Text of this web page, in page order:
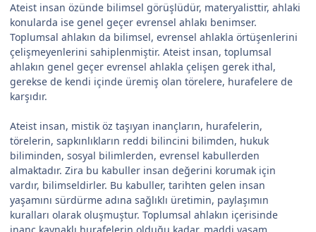
Ateist insan özünde bilimsel görüşlüdür, materyalisttir, ahlaki
konularda ise genel geçer evrensel ahlakı benimser.
Toplumsal ahlakın da bilimsel, evrensel ahlakla örtüşenlerini
çelişmeyenlerini sahiplenmiştir. Ateist insan, toplumsal
ahlakın genel geçer evrensel ahlakla çelişen gerek ithal,
gerekse de kendi içinde üremiş olan törelere, hurafelere de
karşıdır.
Ateist insan, mistik öz taşıyan inançların, hurafelerin,
törelerin, sapkınlıkların reddi bilincini bilimden, hukuk
biliminden, sosyal bilimlerden, evrensel kabullerden
almaktadır. Zira bu kabuller insan değerini korumak için
vardır, bilimseldirler. Bu kabuller, tarihten gelen insan
yaşamını sürdürme adına sağlıklı üretimin, paylaşımın
kuralları olarak oluşmuştur. Toplumsal ahlakın içerisinde